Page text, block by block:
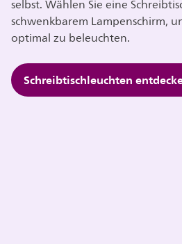
selbst. Wählen Sie eine
schwenkbarem Lampenschirm,
optimal zu beleuchten.
Schreibtischleuchten